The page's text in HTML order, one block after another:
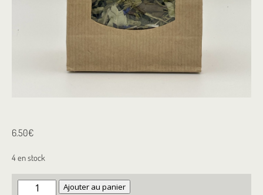
6.50€
4 en stock
quantité
Ajouter au panier